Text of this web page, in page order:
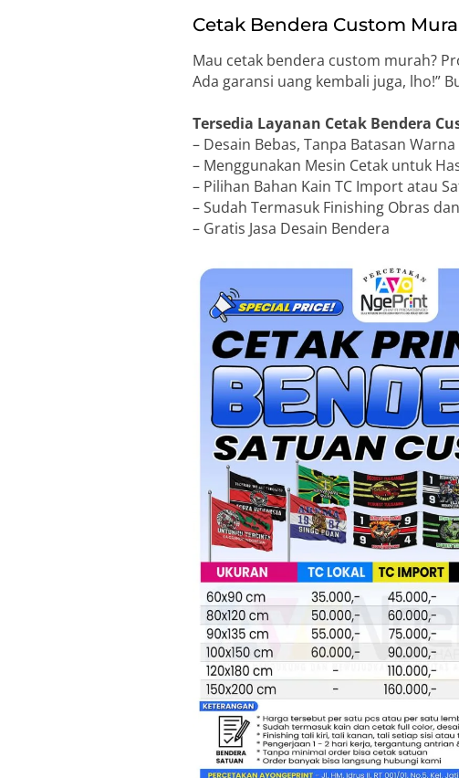
Cetak Bendera Custom
Mau cetak bendera custom murah?
Ada garansi uang kembali juga, lho!”
Tersedia Layanan Cetak Bendera
– Desain Bebas, Tanpa Batasan Warna
– Menggunakan Mesin Cetak untuk
– Pilihan Bahan Kain TC Import atau
– Sudah Termasuk Finishing Obras
– Gratis Jasa Desain Bendera